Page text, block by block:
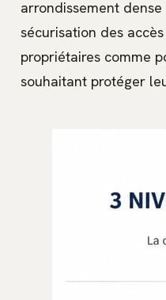
arrondissement
sécurisation des
propriétaires comme
souhaitant protéger